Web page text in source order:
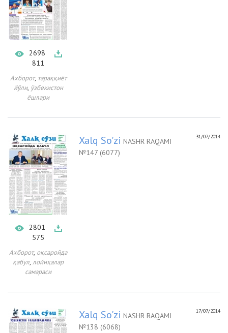
2698
811
Ахборот, тараққиёт
йўли, ўзбекистон
ёшлари
2801
575
Ахборот, оқсаройда
қабул, лойиҳалар
самараси
31/07/2014
Xalq So'zi NASHR RAQAMI
№147 (6077)
17/07/2014
Xalq So'zi NASHR RAQAMI
№138 (6068)